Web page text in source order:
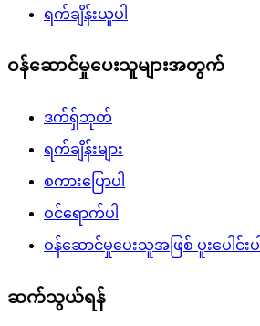
ရက်ချိန်းယူပါ
ဝန်ဆောင်မှုပေးသူများအတွက်
ဒက်ရှ်ဘုတ်
ရက်ချိန်းများ
စကားပြောပါ
ဝင်ရောက်ပါ
ဝန်ဆောင်မှုပေးသူအဖြစ် ပူးပေါင်းပါ
ဆက်သွယ်ရန်